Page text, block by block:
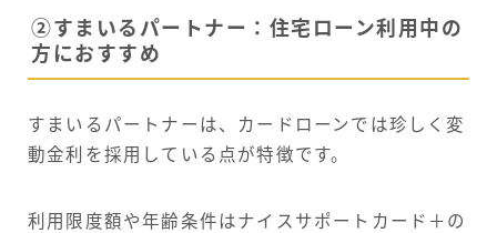
②すまいるパートナー：住宅ローン利用中の
方におすすめ
すまいるパートナーは、カードローンでは珍しく変
動金利を採用している点が特徴です。
利用限度額や年齢条件はナイスサポートカード＋の